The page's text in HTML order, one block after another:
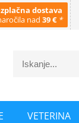
dostava
nad 39 € *
VETERINA